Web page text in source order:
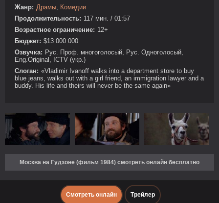
Жанр: Драмы, Комедии
Продолжительность: 117 мин. / 01:57
Возрастное ограничение: 12+
Бюджет: $13 000 000
Озвучка: Рус. Проф. многоголосый, Рус. Одноголосый,
Eng.Original, ICTV (укр.)
Слоган: «Vladimir Ivanoff walks into a department store to buy
blue jeans, walks out with a girl friend, an immigration lawyer and a
buddy. His life and theirs will never be the same again»
Москва на Гудзоне (фильм 1984) смотреть онлайн бесплатно
Смотреть онлайн Трейлер